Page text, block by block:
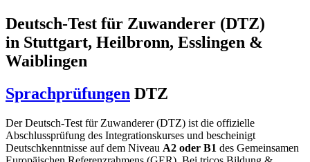
Deutsch-Test für Zuwanderer (DTZ)
in Stuttgart, Heilbronn, Esslingen &
Waiblingen
Sprachprüfungen DTZ
Der Deutsch-Test für Zuwanderer (DTZ) ist die offizielle
Abschlussprüfung des Integrationskurses und bescheinigt
Deutschkenntnisse auf dem Niveau A2 oder B1 des Gemeinsamen